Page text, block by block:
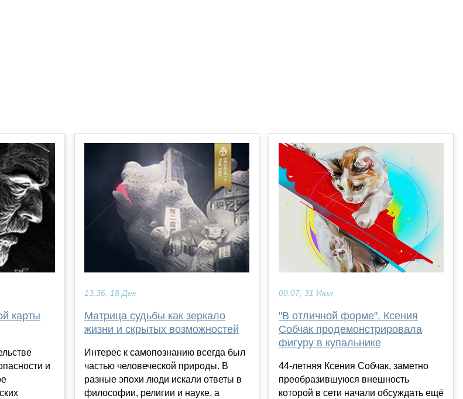
карты
и
13:36, 18 Дек
Матрица судьбы как зеркало
жизни и скрытых возможностей
Интерес к самопознанию всегда был
частью человеческой природы. В
разные эпохи люди искали ответы в
философии, религии и науке, а
00:07, 31 Июл
"В отличной форме". Ксения
Собчак продемонстрировала
фигуру в купальнике
44-летняя Ксения Собчак, заметно
преобразившуюся внешность
которой в сети начали обсуждать ещё